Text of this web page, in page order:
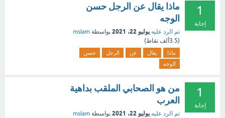
1
إجابة
ماذا يقال عن الرجل حسن
الوجه
تم الرد عليه يوليو 22، 2021 بواسطة mslam
(3.5ألف نقاط)
ماذا يقال عن الرجل
حسن
الوجه
1
إجابة
من هو الصحابي الملقب بداهية
العرب
تم الرد عليه يوليو 22، 2021 بواسطة mslam